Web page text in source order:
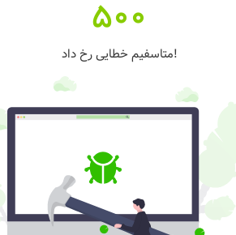
500
متاسفیم خطایی رخ داد!